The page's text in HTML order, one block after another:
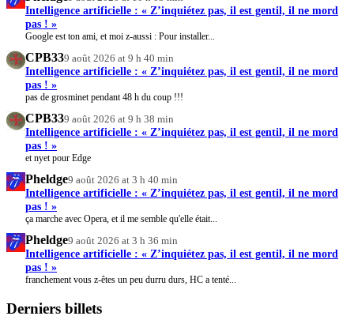
Intelligence artificielle : « Z’inquiétez pas, il est gentil, il ne mord
pas ! »
Google est ton ami, et moi z-aussi : Pour installer...
CPB339 août 2026 at 9 h 40 min
Intelligence artificielle : « Z’inquiétez pas, il est gentil, il ne mord
pas ! »
pas de grosminet pendant 48 h du coup !!!
CPB339 août 2026 at 9 h 38 min
Intelligence artificielle : « Z’inquiétez pas, il est gentil, il ne mord
pas ! »
et nyet pour Edge
Pheldge9 août 2026 at 3 h 40 min
Intelligence artificielle : « Z’inquiétez pas, il est gentil, il ne mord
pas ! »
ça marche avec Opera, et il me semble qu'elle était...
Pheldge9 août 2026 at 3 h 36 min
Intelligence artificielle : « Z’inquiétez pas, il est gentil, il ne mord
pas ! »
franchement vous z-êtes un peu durru durs, HC a tenté...
Derniers billets